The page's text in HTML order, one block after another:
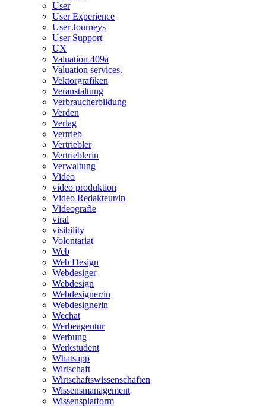
User
User Experience
User Journeys
User Support
UX
Valuation 409a
Valuation services.
Vektorgrafiken
Veranstaltung
Verbraucherbildung
Verden
Verlag
Vertrieb
Vertriebler
Vertrieblerin
Verwaltung
Video
video produktion
Video Redakteur/in
Videografie
viral
visibility
Volontariat
Web
Web Design
Webdesiger
Webdesign
Webdesigner/in
Webdesignerin
Wechat
Werbeagentur
Werbung
Werkstudent
Whatsapp
Wirtschaft
Wirtschaftswissenschaften
Wissensmanagement
Wissensplatform